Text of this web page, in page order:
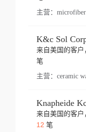
主营：
K&c Sol
来自美国的客
笔
主营： ceramic
来自美国的客
12 笔